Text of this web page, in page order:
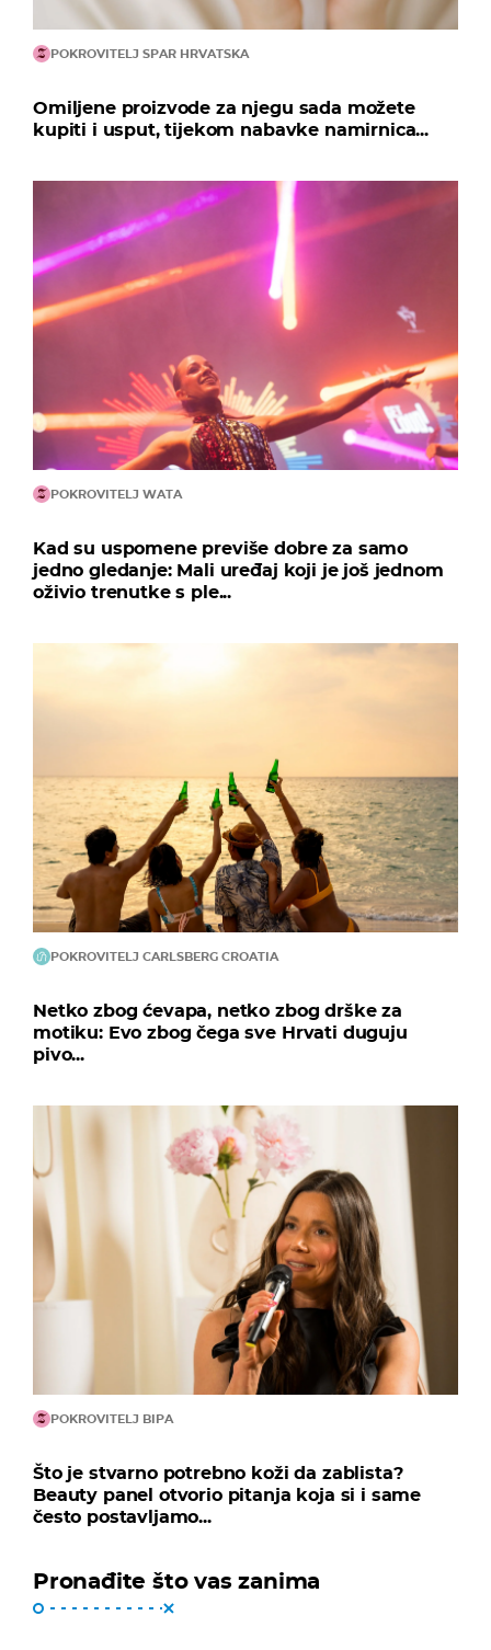
POKROVITELJ SPAR HRVATSKA
Omiljene proizvode za njegu sada možete
kupiti i usput, tijekom nabavke namirnica...
POKROVITELJ WATA
Kad su uspomene previše dobre za samo
jedno gledanje: Mali uređaj koji je još jednom
oživio trenutke s ple...
POKROVITELJ CARLSBERG CROATIA
Netko zbog ćevapa, netko zbog drške za
motiku: Evo zbog čega sve Hrvati duguju
pivo...
POKROVITELJ BIPA
Što je stvarno potrebno koži da zablista?
Beauty panel otvorio pitanja koja si i same
često postavljamo...
Pronađite što vas zanima